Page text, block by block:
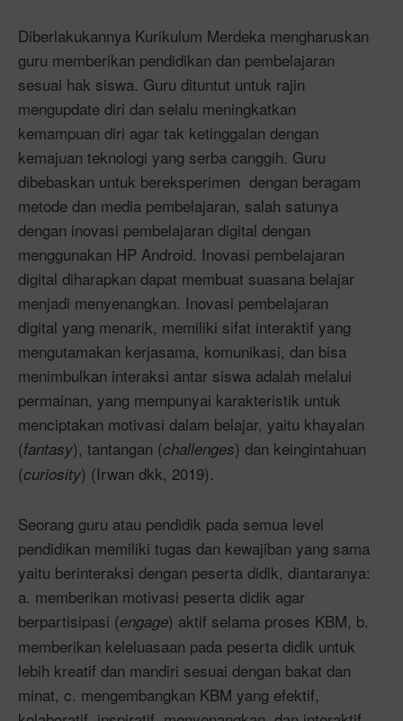
Diberlakukannya Kurikulum Merdeka mengharuskan
guru memberikan pendidikan dan pembelajaran
sesuai hak siswa. Guru dituntut untuk rajin
mengupdate diri dan selalu meningkatkan
kemampuan diri agar tak ketinggalan dengan
kemajuan teknologi yang serba canggih. Guru
dibebaskan untuk bereksperimen dengan beragam
metode dan media pembelajaran, salah satunya
dengan inovasi pembelajaran digital dengan
menggunakan HP Android. Inovasi pembelajaran
digital diharapkan dapat membuat suasana belajar
menjadi menyenangkan. Inovasi pembelajaran
digital yang menarik, memiliki sifat interaktif yang
mengutamakan kerjasama, komunikasi, dan bisa
menimbulkan interaksi antar siswa adalah melalui
permainan, yang mempunyai karakteristik untuk
menciptakan motivasi dalam belajar, yaitu khayalan
(fantasy), tantangan (challenges) dan keingintahuan
(curiosity) (Irwan dkk, 2019).
Seorang guru atau pendidik pada semua level
pendidikan memiliki tugas dan kewajiban yang sama
yaitu berinteraksi dengan peserta didik, diantaranya:
a. memberikan motivasi peserta didik agar
berpartisipasi (engage) aktif selama proses KBM, b.
memberikan keleluasaan pada peserta didik untuk
lebih kreatif dan mandiri sesuai dengan bakat dan
minat, c. mengembangkan KBM yang efektif,